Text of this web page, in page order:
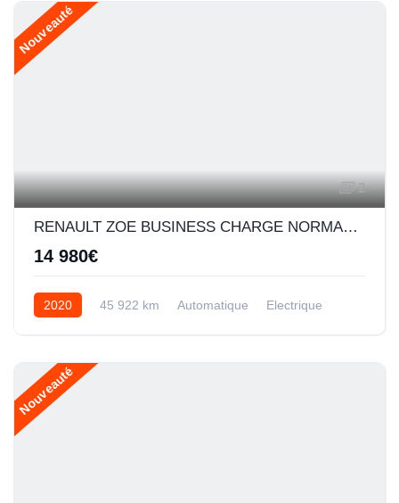
Nouveauté
2
RENAULT ZOE BUSINESS CHARGE NORMALE R110 ACHAT INTEGRAL - 20
14 980€
2020 45 922 km Automatique Electrique
Nouveauté